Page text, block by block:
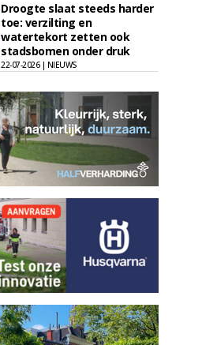
Droogte slaat steeds harder
toe: verzilting en
watertekort zetten ook
stadsbomen onder druk
22-07-2026 | NIEUWS